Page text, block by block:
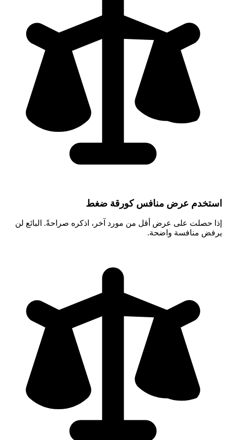
استخدم عرض منافس كورقة ضغط
إذا حصلت على عرض أقل من مورد آخر، اذكره صراحةً. البائع لن
يرفض منافسة واضحة.